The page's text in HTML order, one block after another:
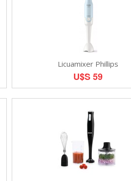
Licuamixer Phillips
U$S 59